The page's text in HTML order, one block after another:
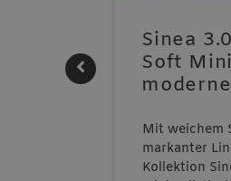
Sinea
Soft
Mit weichem
markanter
Kollektion